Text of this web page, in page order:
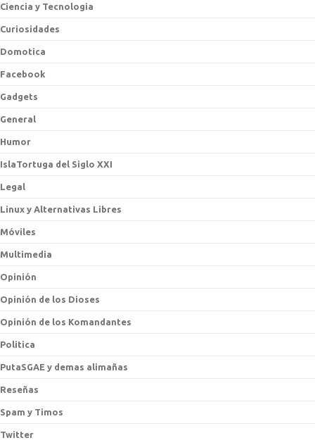
Ciencia y Tecnologia
Curiosidades
Domotica
Facebook
Gadgets
General
Humor
IslaTortuga del Siglo XXI
Legal
Linux y Alternativas Libres
Móviles
Multimedia
Opinión
Opinión de los Dioses
Opinión de los Komandantes
Politica
PutaSGAE y demas alimañas
Reseñas
Spam y Timos
Twitter